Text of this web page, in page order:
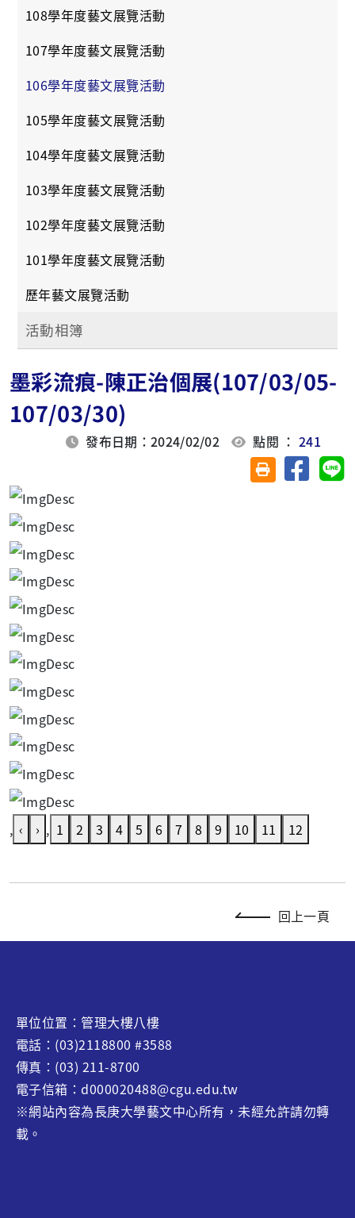
108學年度藝文展覽活動
107學年度藝文展覽活動
106學年度藝文展覽活動
105學年度藝文展覽活動
104學年度藝文展覽活動
103學年度藝文展覽活動
102學年度藝文展覽活動
101學年度藝文展覽活動
歷年藝文展覽活動
活動相簿
墨彩流痕-陳正治個展(107/03/05-
107/03/30)
發布日期：2024/02/02 點閱 ：241
友善列印(另開視
分享至
, ‹ › , 1 2 3 4 5 6 7 8 9 10 11 12
回上一頁
單位位置：管理大樓八樓
電話：(03)2118800 #3588
傳真：(03) 211-8700
電子信箱：d000020488@cgu.edu.tw
※網站內容為長庚大學藝文中心所有，未經允許請勿轉
載。